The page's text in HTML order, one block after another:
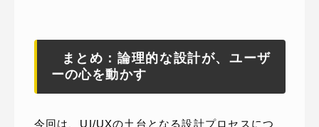
まとめ：論理的な設計が、ユーザ
ーの心を動かす
今回は、UI/UXの土台となる設計プロセスにつ